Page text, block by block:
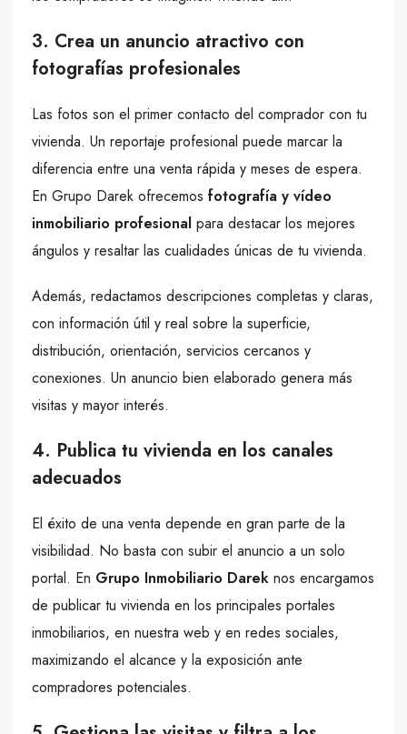
3. Crea un anuncio atractivo con
fotografías profesionales
Las fotos son el primer contacto del comprador con tu
vivienda. Un reportaje profesional puede marcar la
diferencia entre una venta rápida y meses de espera.
En Grupo Darek ofrecemos fotografía y vídeo
inmobiliario profesional para destacar los mejores
ángulos y resaltar las cualidades únicas de tu vivienda.
Además, redactamos descripciones completas y claras,
con información útil y real sobre la superficie,
distribución, orientación, servicios cercanos y
conexiones. Un anuncio bien elaborado genera más
visitas y mayor interés.
4. Publica tu vivienda en los canales
adecuados
El éxito de una venta depende en gran parte de la
visibilidad. No basta con subir el anuncio a un solo
portal. En Grupo Inmobiliario Darek nos encargamos
de publicar tu vivienda en los principales portales
inmobiliarios, en nuestra web y en redes sociales,
maximizando el alcance y la exposición ante
compradores potenciales.